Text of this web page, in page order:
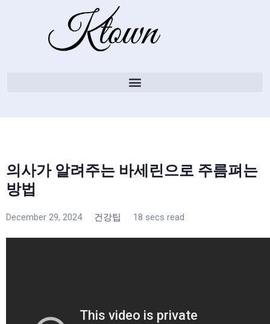
의사가 알려주는 바세린으로 주름펴는
방법
December 29, 2024 건강팁 18 secs read